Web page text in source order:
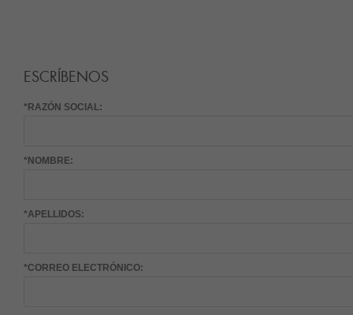
ESCRÍBENOS
*RAZÓN SOCIAL:
*NOMBRE:
*APELLIDOS:
*CORREO ELECTRÓNICO: